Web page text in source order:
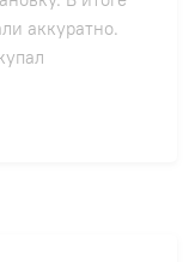
аккуратно.